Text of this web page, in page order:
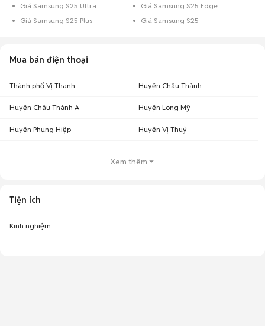
Giá Samsung S25 Ultra
Giá Samsung S25 Edge
Giá Samsung S25 Plus
Giá Samsung S25
Mua bán điện thoại
Thành phố Vị Thanh Huyện Châu Thành
Huyện Châu Thành A Huyện Long Mỹ
Huyện Phụng Hiệp Huyện Vị Thuỷ
Xem thêm
Tiện ích
Kinh nghiệm